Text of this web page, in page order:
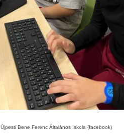
Újpesti Bene Ferenc Általános Iskola (facebook)